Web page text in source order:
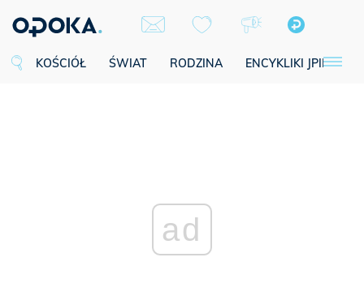
KOŚCIÓŁ ŚWIAT RODZINA ENCYKLIKI JPII
ad